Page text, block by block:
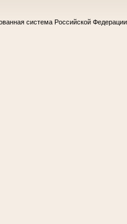
система Российской